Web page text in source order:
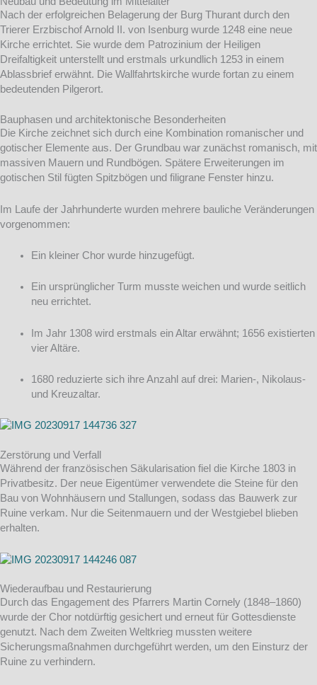
Nach der erfolgreichen Belagerung der Burg Thurant durch den
Trierer Erzbischof Arnold II. von Isenburg wurde 1248 eine neue
Kirche errichtet. Sie wurde dem Patrozinium der Heiligen
Dreifaltigkeit unterstellt und erstmals urkundlich 1253 in einem
Ablassbrief erwähnt. Die Wallfahrtskirche wurde fortan zu einem
bedeutenden Pilgerort.
Bauphasen und architektonische Besonderheiten
Die Kirche zeichnet sich durch eine Kombination romanischer und
gotischer Elemente aus. Der Grundbau war zunächst romanisch, mit
massiven Mauern und Rundbögen. Spätere Erweiterungen im
gotischen Stil fügten Spitzbögen und filigrane Fenster hinzu.
Im Laufe der Jahrhunderte wurden mehrere bauliche Veränderungen
vorgenommen:
Ein kleiner Chor wurde hinzugefügt.
Ein ursprünglicher Turm musste weichen und wurde seitlich
neu errichtet.
Im Jahr 1308 wird erstmals ein Altar erwähnt; 1656 existierten
vier Altäre.
1680 reduzierte sich ihre Anzahl auf drei: Marien-, Nikolaus-
und Kreuzaltar.
Zerstörung und Verfall
Während der französischen Säkularisation fiel die Kirche 1803 in
Privatbesitz. Der neue Eigentümer verwendete die Steine für den
Bau von Wohnhäusern und Stallungen, sodass das Bauwerk zur
Ruine verkam. Nur die Seitenmauern und der Westgiebel blieben
erhalten.
Wiederaufbau und Restaurierung
Durch das Engagement des Pfarrers Martin Cornely (1848–1860)
wurde der Chor notdürftig gesichert und erneut für Gottesdienste
genutzt. Nach dem Zweiten Weltkrieg mussten weitere
Sicherungsmaßnahmen durchgeführt werden, um den Einsturz der
Ruine zu verhindern.